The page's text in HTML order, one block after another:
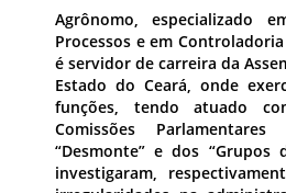
Agrônomo, especializado
Processos e em
é servidor de carreira da
Estado do Ceará, onde
funções, tendo atuado
Comissões
“Desmonte” e dos “Grupos
investigaram,